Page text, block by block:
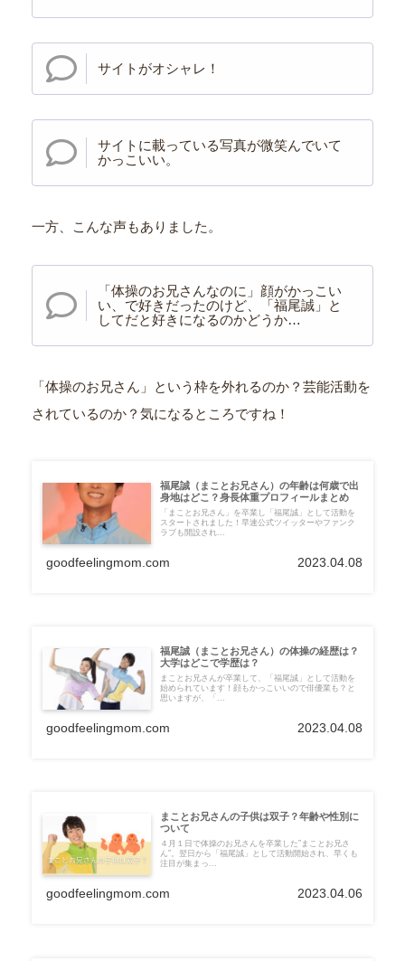
サイトがオシャレ！
サイトに載っている写真が微笑んでいて
かっこいい。
一方、こんな声もありました。
「体操のお兄さんなのに」顔がかっこい
い、で好きだったのけど、「福尾誠」と
してだと好きになるのかどうか…
「体操のお兄さん」という枠を外れるのか？芸能活動を
されているのか？気になるところですね！
福尾誠（まことお兄さん）の年齢は何歳で出
身地はどこ？身長体重プロフィールまとめ
「まことお兄さん」を卒業し「福尾誠」として活動を
スタートされました！早速公式ツイッターやファンク
ラブも開設され...
goodfeelingmom.com 2023.04.08
福尾誠（まことお兄さん）の体操の経歴は？
大学はどこで学歴は？
まことお兄さんが卒業して、「福尾誠」として活動を
始められています！顔もかっこいいので俳優業も？と
思いますが、「...
goodfeelingmom.com 2023.04.08
まことお兄さんの子供は双子？年齢や性別に
ついて
４月１日で体操のお兄さんを卒業した”まことお兄さ
ん”。翌日から「福尾誠」として活動開始され、早くも
注目が集まっ...
goodfeelingmom.com 2023.04.06